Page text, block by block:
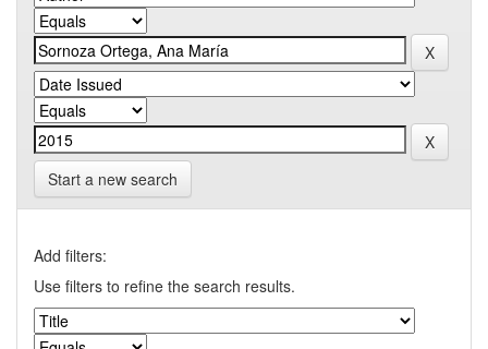
Start a new search
Add filters:
Use filters to refine the search results.